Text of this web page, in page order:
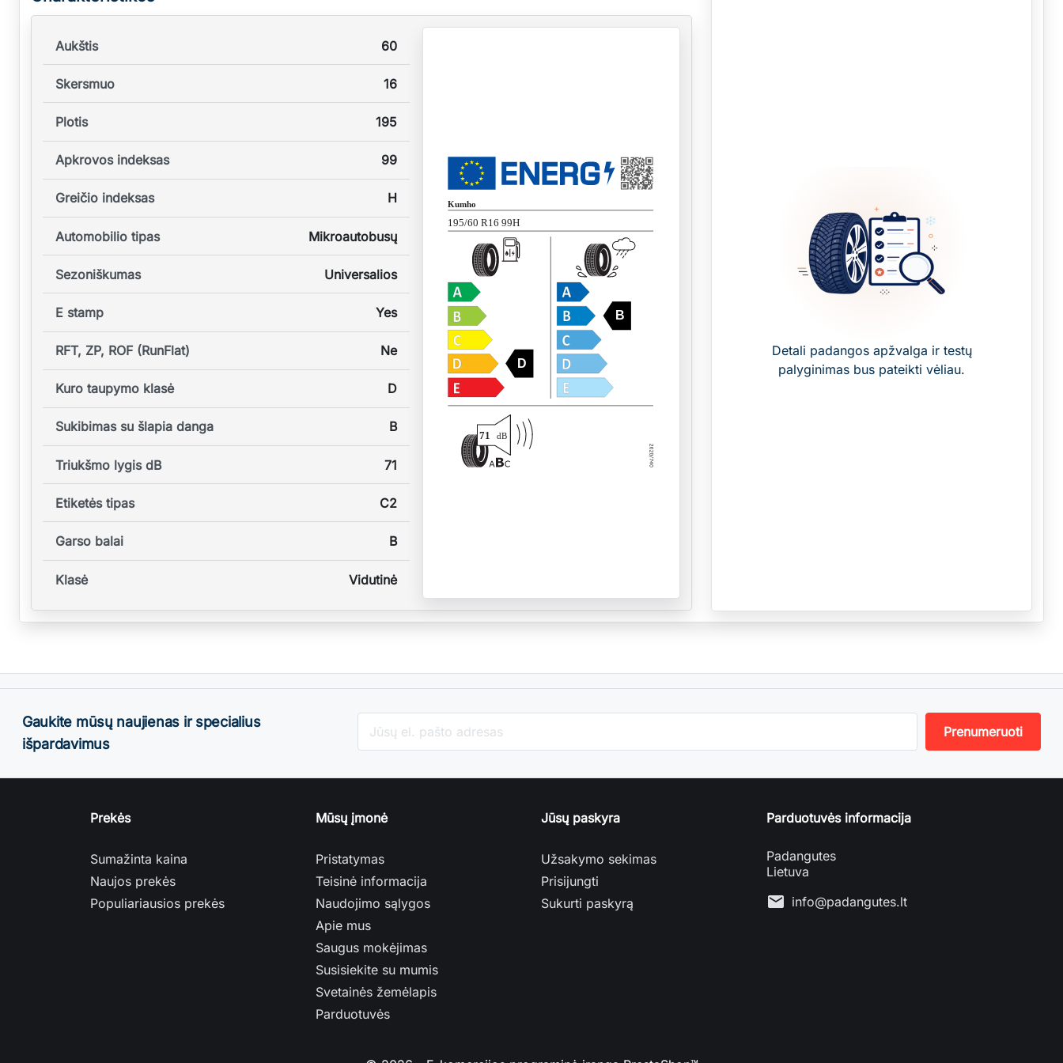
Aukštis 60
Skersmuo 16
Plotis 195
Apkrovos indeksas 99
Greičio indeksas H
Automobilio tipas Mikroautobusų
Sezoniškumas Universalios
E stamp Yes
RFT, ZP, ROF (RunFlat) Ne
Kuro taupymo klasė D
Sukibimas su šlapia danga B
Triukšmo lygis dB 71
Etiketės tipas C2
Garso balai B
Klasė Vidutinė
Kumho
195/60 R16 99H
D
B
71 dB
Detali padangos apžvalga ir testų
palyginimas bus pateikti vėliau.
Gaukite mūsų naujienas ir specialius
išpardavimus
Prekės
Sumažinta kaina
Naujos prekės
Populiariausios prekės
Mūsų įmonė
Pristatymas
Teisinė informacija
Naudojimo sąlygos
Apie mus
Saugus mokėjimas
Susisiekite su mumis
Svetainės žemėlapis
Parduotuvės
Jūsų paskyra
Užsakymo sekimas
Prisijungti
Sukurti paskyrą
Parduotuvės informacija
Padangutes
Lietuva
mail info@padangutes.lt